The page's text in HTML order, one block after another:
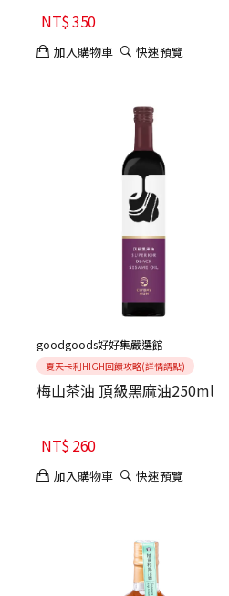
NT$350
加入購物車 快速預覽
goodgoods好好集嚴選館
夏天卡利HIGH回饋攻略(詳情請點)
梅山茶油 頂級黑麻油250ml
NT$260
加入購物車 快速預覽